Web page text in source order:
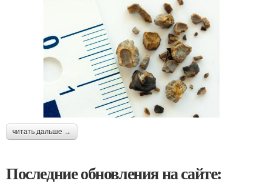
читать дальше →
Последние обновления на сайте: